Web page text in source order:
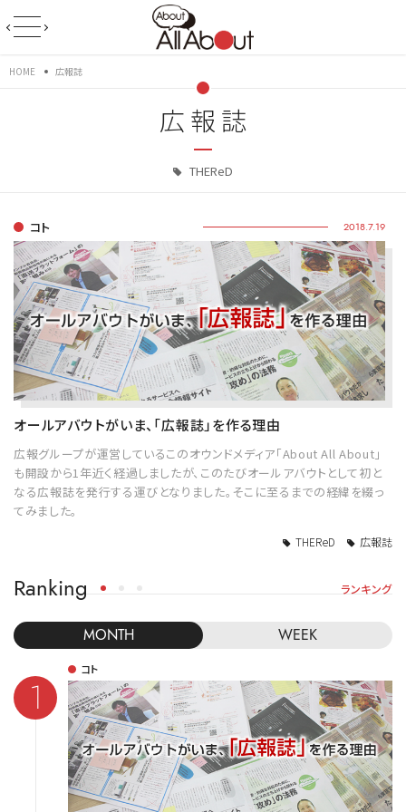
HOME 広報誌
広報誌
THEReD
コト 2018.7.19
オールアバウトがいま、「広報誌」を作る理由
広報グループが運営しているこのオウンドメディア「About All About」
も開設から1年近く経過しましたが、このたびオールアバウトとして初と
なる広報誌を発行する運びとなりました。そこに至るまでの経緯を綴っ
てみました。
THEReD 広報誌
Ranking ランキング
MONTH WEEK
コト